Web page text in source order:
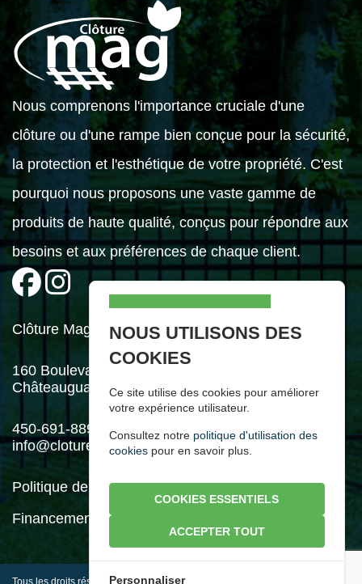
Nous comprenons l'importance cruciale d'une
clôture ou d'une rampe bien conçue pour la sécurité,
la protection et l'esthétique de votre propriété. C'est
pourquoi nous proposons une vaste gamme de
produits de haute qualité, conçus pour répondre aux
besoins et aux préférences de chaque client.
Clôture Mag Inc.
160 Boulevard Industriel,
Châteauguay (Québec) J6J 4Z2
450-691-8898
info@cloturemag.com
Politique de confidentialité
Financement disponible
NOUS UTILISONS DES
COOKIES
Ce site utilise des cookies pour améliorer
votre expérience utilisateur.
Consultez notre politique d'utilisation des
cookies pour en savoir plus.
COOKIES ESSENTIELS
ACCEPTER TOUT
Personnaliser